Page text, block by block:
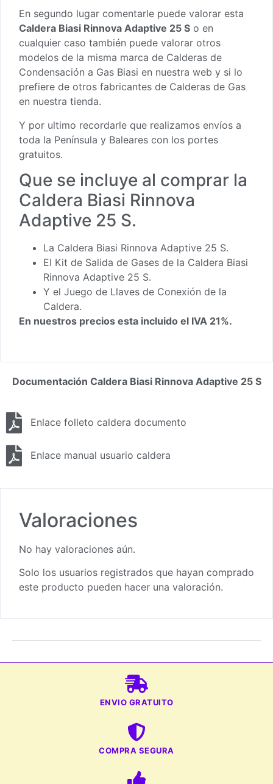
En segundo lugar comentarle puede valorar esta
Caldera Biasi Rinnova Adaptive 25 S o en
cualquier caso también puede valorar otros
modelos de la misma marca de Calderas de
Condensación a Gas Biasi en nuestra web y si lo
prefiere de otros fabricantes de Calderas de Gas
en nuestra tienda.
Y por ultimo recordarle que realizamos envíos a
toda la Península y Baleares con los portes
gratuitos.
Que se incluye al comprar la
Caldera Biasi Rinnova
Adaptive 25 S.
La Caldera Biasi Rinnova Adaptive 25 S.
El Kit de Salida de Gases de la Caldera Biasi
Rinnova Adaptive 25 S.
Y el Juego de Llaves de Conexión de la
Caldera.
En nuestros precios esta incluido el IVA 21%.
Documentación Caldera Biasi Rinnova Adaptive 25 S
Enlace folleto caldera documento
Enlace manual usuario caldera
Valoraciones
No hay valoraciones aún.
Solo los usuarios registrados que hayan comprado
este producto pueden hacer una valoración.
ENVIO GRATUITO
COMPRA SEGURA